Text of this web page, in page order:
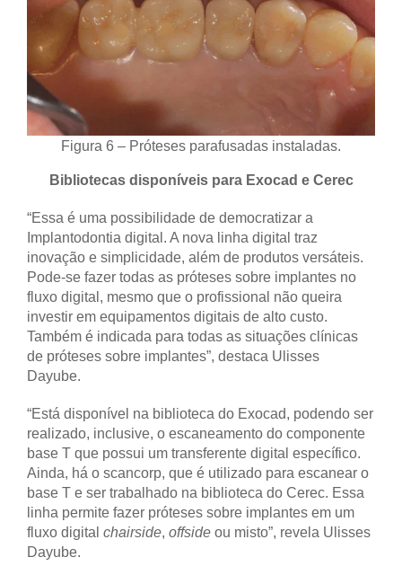
Figura 6 – Próteses parafusadas instaladas.
Bibliotecas disponíveis para Exocad e Cerec
“Essa é uma possibilidade de democratizar a
Implantodontia digital. A nova linha digital traz
inovação e simplicidade, além de produtos versáteis.
Pode-se fazer todas as próteses sobre implantes no
fluxo digital, mesmo que o profissional não queira
investir em equipamentos digitais de alto custo.
Também é indicada para todas as situações clínicas
de próteses sobre implantes”, destaca Ulisses
Dayube.
“Está disponível na biblioteca do Exocad, podendo ser
realizado, inclusive, o escaneamento do componente
base T que possui um transferente digital específico.
Ainda, há o scancorp, que é utilizado para escanear o
base T e ser trabalhado na biblioteca do Cerec. Essa
linha permite fazer próteses sobre implantes em um
fluxo digital chairside, offside ou misto”, revela Ulisses
Dayube.